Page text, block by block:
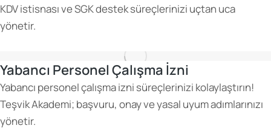
KDV istisnası ve SGK destek süreçlerinizi uçtan uca
yönetir.
Yabancı Personel Çalışma İzni
Yabancı personel çalışma izni süreçlerinizi kolaylaştırın!
Teşvik Akademi; başvuru, onay ve yasal uyum adımlarınızı
yönetir.